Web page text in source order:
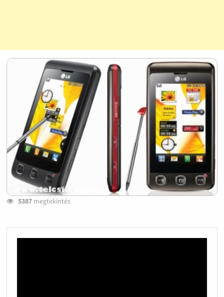
5387megtekintés